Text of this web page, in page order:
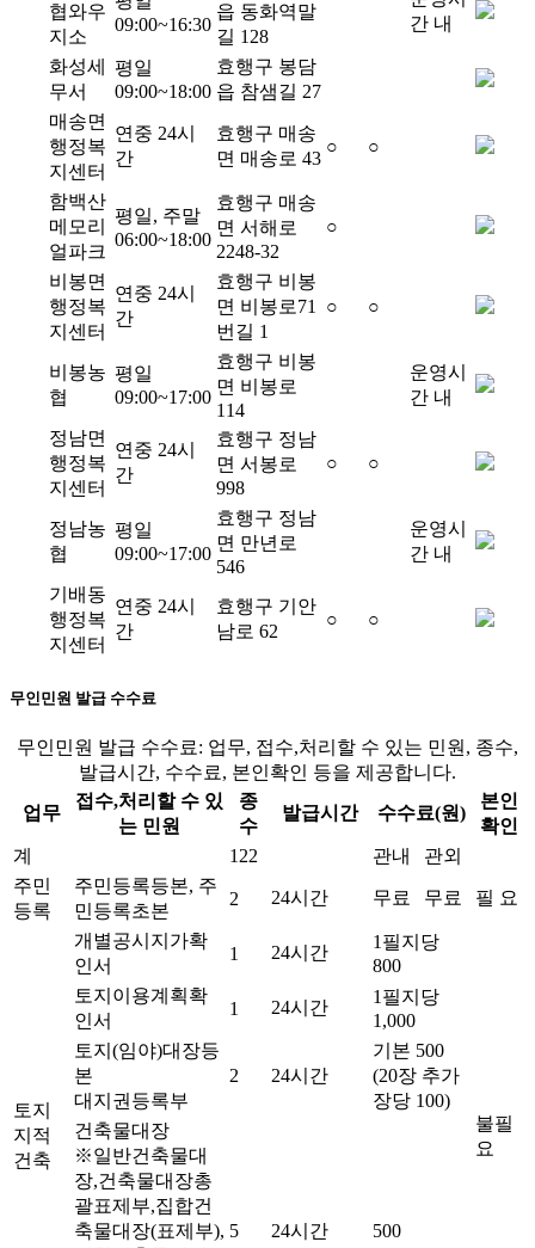
협와우
지소
09:00~16:30
읍 동화역말
길 128
간 내
화성세
무서
평일
09:00~18:00
효행구 봉담
읍 참샘길 27
매송면
행정복
지센터
연중 24시
간
효행구 매송
면 매송로 43
○ ○
함백산
메모리
얼파크
평일, 주말
06:00~18:00
효행구 매송
면 서해로
2248-32
○
비봉면
행정복
지센터
연중 24시
간
효행구 비봉
면 비봉로71
번길 1
○ ○
비봉농
협
평일
09:00~17:00
효행구 비봉
면 비봉로
114
운영시
간 내
정남면
행정복
지센터
연중 24시
간
효행구 정남
면 서봉로
998
○ ○
정남농
협
평일
09:00~17:00
효행구 정남
면 만년로
546
운영시
간 내
기배동
행정복
지센터
연중 24시
간
효행구 기안
남로 62
○ ○
무인민원 발급 수수료
무인민원 발급 수수료: 업무, 접수,처리할 수 있는 민원, 종수,
발급시간, 수수료, 본인확인 등을 제공합니다.
업무
접수,처리할 수 있
는 민원
종
수
발급시간 수수료(원)
본인
확인
계
122 관내
관외
주민
등록
주민등록등본, 주
민등록초본
2 24시간 무료 무료 필 요
토지
지적
건축
개별공시지가확
인서
1 24시간
1필지당
800
불필
요
토지이용계획확
인서
1 24시간
1필지당
1,000
토지(임야)대장등
본
대지권등록부
2 24시간
기본 500
(20장 추가
장당 100)
건축물대장
※일반건축물대
장,건축물대장총
괄표제부,집합건
축물대장(표제부), 5 24시간 500